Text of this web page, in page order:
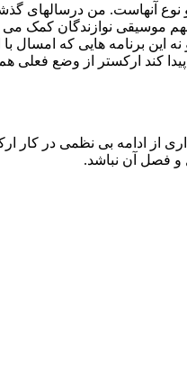
نوع آنهاست. من درسالهای
موسیقی نوازندگان کمک می
این برنامه هایی که
کند ارکستر از وضع
از ادامه بی نظمی در کار
و فصل آن نباشد.